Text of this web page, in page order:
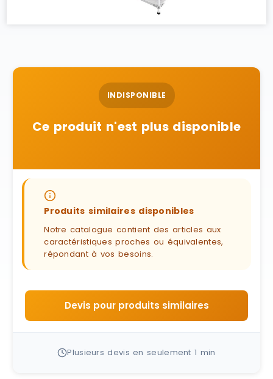
INDISPONIBLE
Ce produit n'est plus disponible
Produits similaires disponibles
Notre catalogue contient des articles aux
caractéristiques proches ou équivalentes,
répondant à vos besoins.
Devis pour produits similaires
Plusieurs devis en seulement 1 min